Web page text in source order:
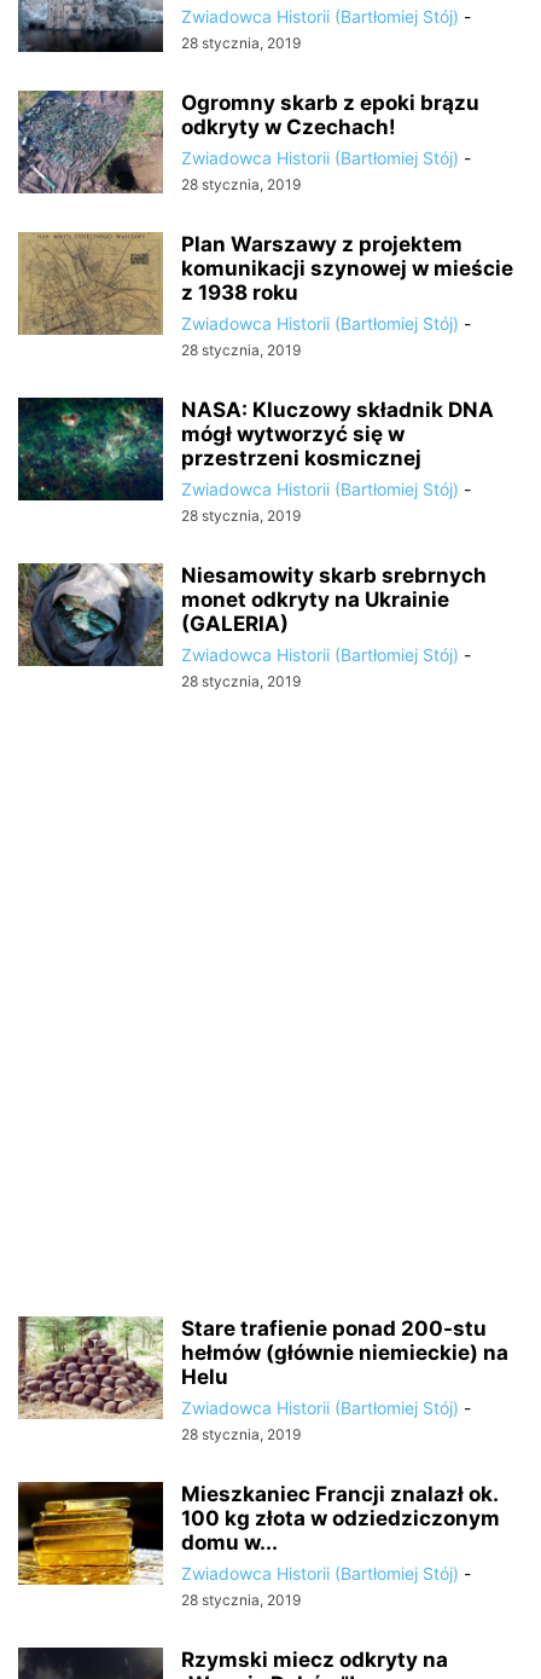
Zwiadowca Historii (Bartłomiej Stój) -
28 stycznia, 2019
Ogromny skarb z epoki brązu
odkryty w Czechach!
Zwiadowca Historii (Bartłomiej Stój) -
28 stycznia, 2019
Plan Warszawy z projektem
komunikacji szynowej w mieście
z 1938 roku
Zwiadowca Historii (Bartłomiej Stój) -
28 stycznia, 2019
NASA: Kluczowy składnik DNA
mógł wytworzyć się w
przestrzeni kosmicznej
Zwiadowca Historii (Bartłomiej Stój) -
28 stycznia, 2019
Niesamowity skarb srebrnych
monet odkryty na Ukrainie
(GALERIA)
Zwiadowca Historii (Bartłomiej Stój) -
28 stycznia, 2019
Stare trafienie ponad 200-stu
hełmów (głównie niemieckie) na
Helu
Zwiadowca Historii (Bartłomiej Stój) -
28 stycznia, 2019
Mieszkaniec Francji znalazł ok.
100 kg złota w odziedziczonym
domu w...
Zwiadowca Historii (Bartłomiej Stój) -
28 stycznia, 2019
Rzymski miecz odkryty na